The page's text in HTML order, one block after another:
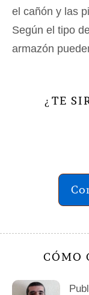
el cañón y las
Según el tipo
armazón
¿ TE
CÓMO